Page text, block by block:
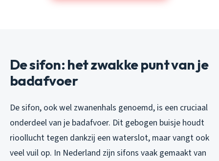
De sifon: het zwakke punt van je
badafvoer
De sifon, ook wel zwanenhals genoemd, is een cruciaal
onderdeel van je badafvoer. Dit gebogen buisje houdt
rioollucht tegen dankzij een waterslot, maar vangt ook
veel vuil op. In Nederland zijn sifons vaak gemaakt van